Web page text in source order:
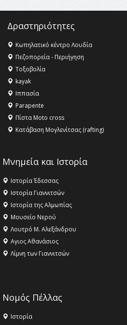
16:35 -Το πρόγραμμα του ΠΑΟΚ
16:27 - Όλυμπος: Εντάχθηκε στον
Κληρονομιάς της UNESCO –
Όλυμπος αναγνωρίστηκε ως φυσικό
αγαθό εξέχουσας οικουμενικής
ανθρωπότητα
16:18 -
ΣΤΗΝ ΕΔΕΣΣΑ
Δραστηριότητες
Κωπηλατικό κέντρο Λουδία
Πεζοπορεία - Περιήγηση
Τοξοβολία
kayak
Ιππασία
Parapente
Πίστα Moto cross
Κατάβαση Μογλενίτσας (rafting)
Μνημεία και Ιστορία
Ιστορία Έδεσσας
Ιστορία Γιαννιτσών
Ιστορία της Αλμωπίας
Μουσείο Νερού
Λουτρό Μ. Αλεξάνδρου
Αγιος Αθανάσιος
Λίμνη των Γιαννιτσών
Νομός Πέλλας
Ιστορία